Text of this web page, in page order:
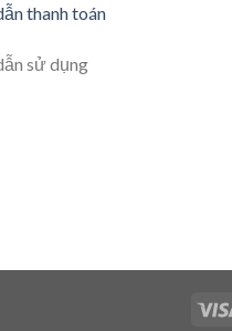
thanh toán
sử dụng